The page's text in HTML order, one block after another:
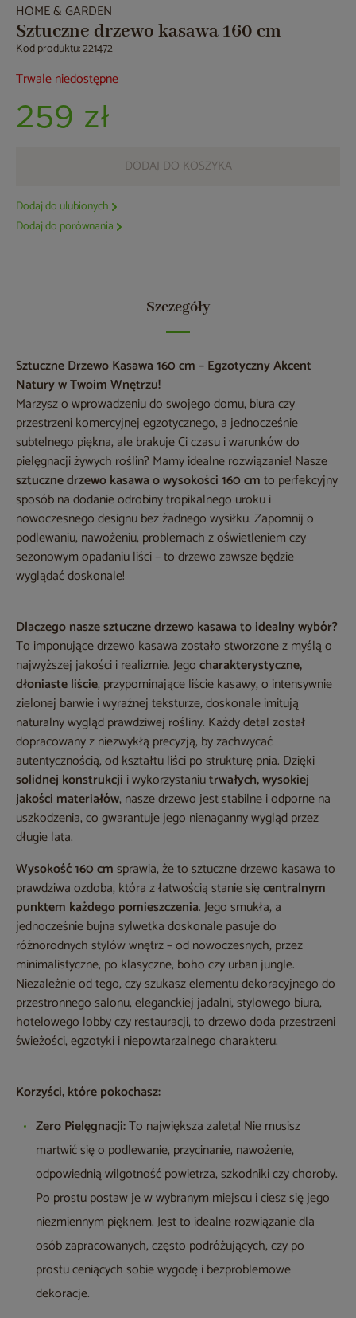
HOME & GARDEN
Sztuczne drzewo kasawa 160 cm
Kod produktu: 221472
Trwale niedostępne
259 zł
DODAJ DO KOSZYKA
Dodaj do ulubionych
Dodaj do porównania
Szczegóły
Sztuczne Drzewo Kasawa 160 cm – Egzotyczny Akcent
Natury w Twoim Wnętrzu!
Marzysz o wprowadzeniu do swojego domu, biura czy
przestrzeni komercyjnej egzotycznego, a jednocześnie
subtelnego piękna, ale brakuje Ci czasu i warunków do
pielęgnacji żywych roślin? Mamy idealne rozwiązanie! Nasze
sztuczne drzewo kasawa o wysokości 160 cmto perfekcyjny
sposób na dodanie odrobiny tropikalnego uroku i
nowoczesnego designu bez żadnego wysiłku. Zapomnij o
podlewaniu, nawożeniu, problemach z oświetleniem czy
sezonowym opadaniu liści – to drzewo zawsze będzie
wyglądać doskonale!
Dlaczego nasze sztuczne drzewo kasawa to idealny wybór?
To imponujące drzewo kasawa zostało stworzone z myślą o
najwyższej jakości i realizmie. Jegocharakterystyczne,
dłoniaste liście, przypominające liście kasawy, o intensywnie
zielonej barwie i wyraźnej teksturze, doskonale imitują
naturalny wygląd prawdziwej rośliny. Każdy detal został
dopracowany z niezwykłą precyzją, by zachwycać
autentycznością, od kształtu liści po strukturę pnia. Dzięki
solidnej konstrukcji i wykorzystaniutrwałych, wysokiej
jakości materiałów, nasze drzewo jest stabilne i odporne na
uszkodzenia, co gwarantuje jego nienaganny wygląd przez
długie lata.
Wysokość 160 cmsprawia, że to sztuczne drzewo kasawa to
prawdziwa ozdoba, która z łatwością stanie sięcentralnym
punktem każdego pomieszczenia. Jego smukła, a
jednocześnie bujna sylwetka doskonale pasuje do
różnorodnych stylów wnętrz – od nowoczesnych, przez
minimalistyczne, po klasyczne, boho czy urban jungle.
Niezależnie od tego, czy szukasz elementu dekoracyjnego do
przestronnego salonu, eleganckiej jadalni, stylowego biura,
hotelowego lobby czy restauracji, to drzewo doda przestrzeni
świeżości, egzotyki i niepowtarzalnego charakteru.
Korzyści, które pokochasz:
Zero Pielęgnacji:To największa zaleta! Nie musisz
martwić się o podlewanie, przycinanie, nawożenie,
odpowiednią wilgotność powietrza, szkodniki czy choroby.
Po prostu postaw je w wybranym miejscu i ciesz się jego
niezmiennym pięknem. Jest to idealne rozwiązanie dla
osób zapracowanych, często podróżujących, czy po
prostu ceniących sobie wygodę i bezproblemowe
dekoracje.